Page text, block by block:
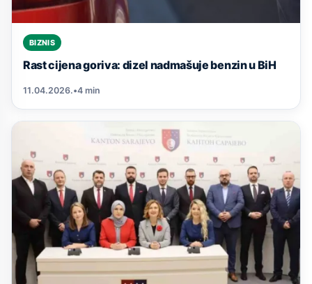
BIZNIS
Rast cijena goriva: dizel nadmašuje benzin u BiH
11.04.2026.•4 min